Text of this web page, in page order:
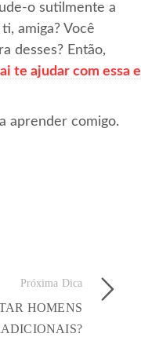
o sutilmente a
amiga? Você
desses? Então,
te ajudar com essa e
aprender comigo.
Próxima Dica
HOMENS